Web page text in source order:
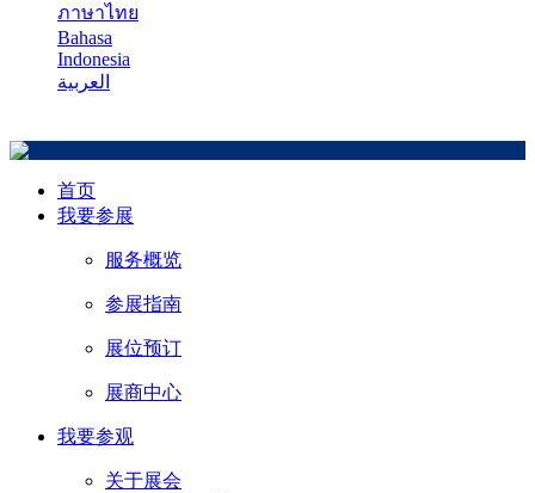
ภาษาไทย
Bahasa
Indonesia
العربية
首页
我要参展
服务概览
参展指南
展位预订
展商中心
我要参观
关于展会